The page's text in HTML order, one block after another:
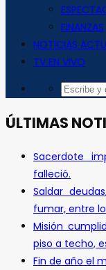
FINANZAS
NOTICIAS
TV EN VIVO
ÚLTIMAS
Sacerdote
falleció.
Saldar
fumar, entre
Misión
piso a techo,
Fin de año el